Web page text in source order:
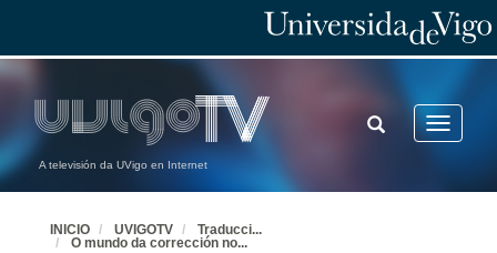
A televisión da UVigo en Internet
Toggle
TOGGLE
SEARCH
INICIO UVIGOTV Traducci...
O mundo da corrección no...